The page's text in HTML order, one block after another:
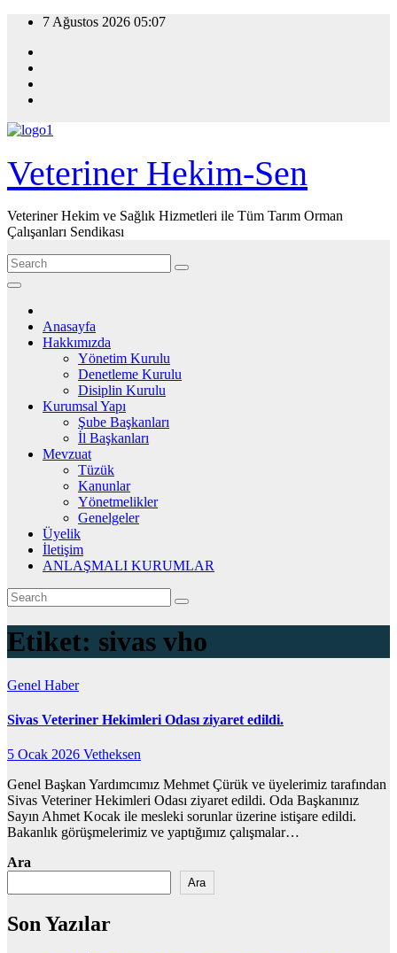
Skip
content
7 Ağustos 2026 05:07
Veteriner Hekim-Sen
Veteriner Hekim ve Sağlık Hizmetleri ile Tüm Tarım Orman
Çalışanları Sendikası
Anasayfa
Hakkımızda
Yönetim Kurulu
Denetleme Kurulu
Disiplin Kurulu
Kurumsal Yapı
Şube Başkanları
İl Başkanları
Mevzuat
Tüzük
Kanunlar
Yönetmelikler
Genelgeler
Üyelik
İletişim
ANLAŞMALI KURUMLAR
Etiket: sivas vho
Genel Haber
Sivas Veteriner Hekimleri Odası ziyaret edildi.
5 Ocak 2026 Vetheksen
Genel Başkan Yardımcımız Mehmet Çürük ve üyelerimiz tarafından
Sivas Veteriner Hekimleri Odası ziyaret edildi. Oda Başkanınız
Sayın Ahmet Kocak ile mesleki sorunlar üzerine istişare edildi.
Bakanlık görüşmelerimiz ve yaptığımız çalışmalar…
Ara
Ara
Son Yazılar